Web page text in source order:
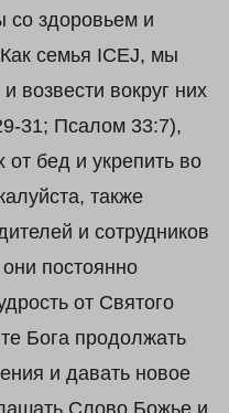
со здоровьем и
семья ICEJ, мы
возвести вокруг них
31; Псалом 33:7),
от бед и укрепить во
также
и сотрудников
постоянно
от Святого
Бога продолжать
и давать новое